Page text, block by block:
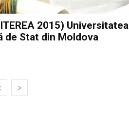
2015) Universitatea
de Stat din Moldova